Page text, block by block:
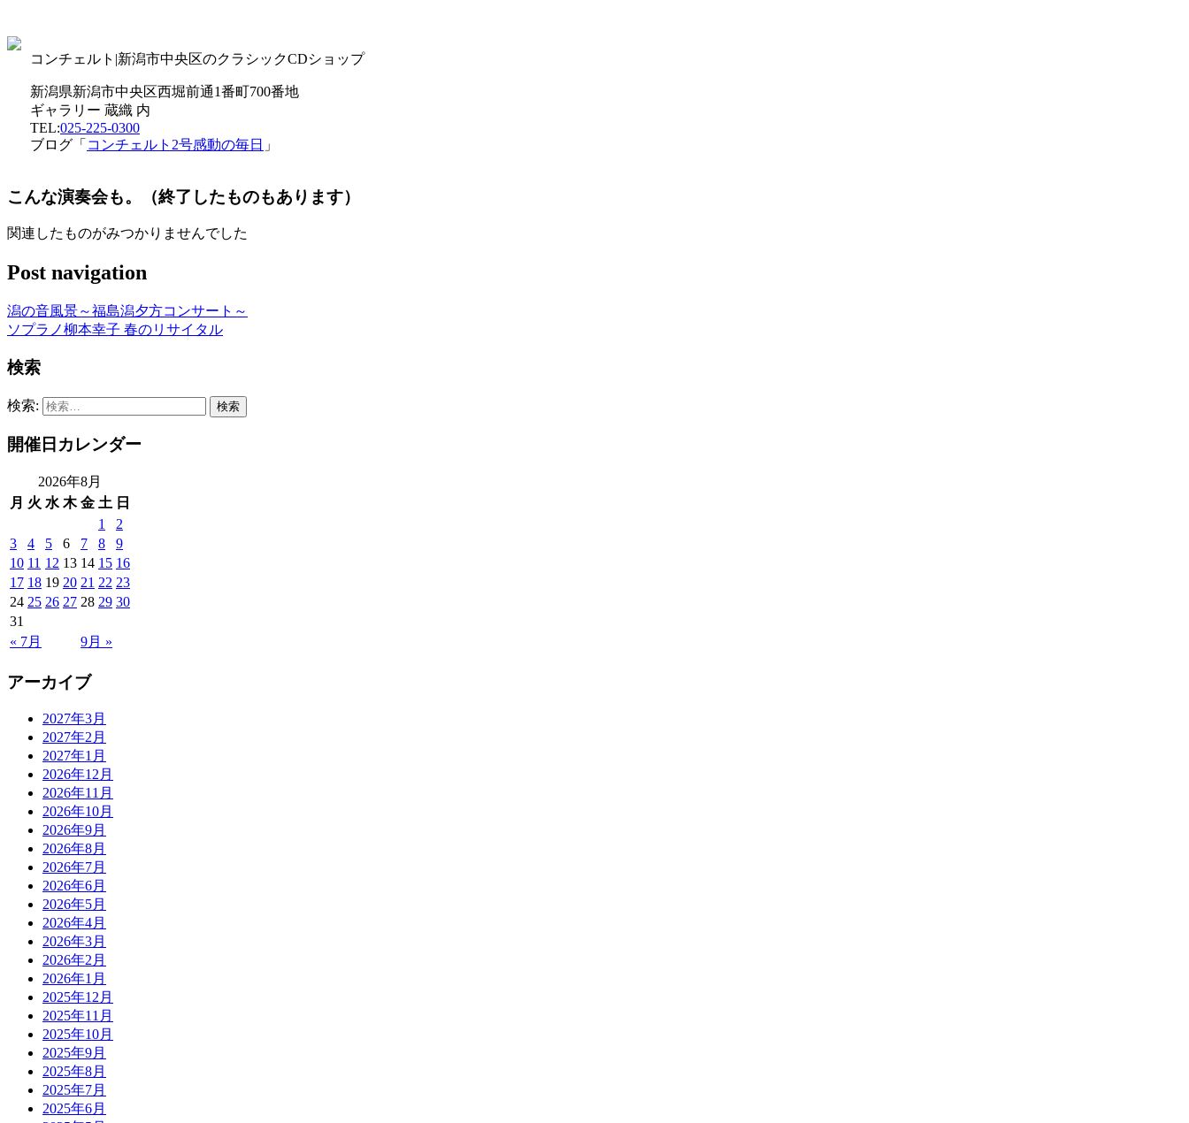
コンチェルト|新潟市中央区のクラシックCDショップ
新潟県新潟市中央区西堀前通1番町700番地
ギャラリー 蔵織 内
TEL:025-225-0300
ブログ「 コンチェルト2号感動の毎日 」
こんな演奏会も。（終了したものもあります）
関連したものがみつかりませんでした
Post navigation
潟の音風景～福島潟夕方コンサート～
ソプラノ柳本幸子 春のリサイタル
検索
検索:
開催日カレンダー
2026年8月
月 火 水 木 金 土 日
« 7月 9月 »
1
2
3
4 5 6 7 8
9
10 11 12 13 14 15 16
17 18 19 20 21 22 23
24 25 26 27 28 29 30
31
アーカイブ
2027年3月
2027年2月
2027年1月
2026年12月
2026年11月
2026年10月
2026年9月
2026年8月
2026年7月
2026年6月
2026年5月
2026年4月
2026年3月
2026年2月
2026年1月
2025年12月
2025年11月
2025年10月
2025年9月
2025年8月
2025年7月
2025年6月